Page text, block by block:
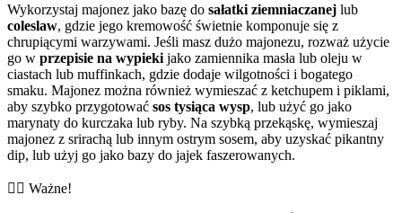
Wykorzystaj majonez jako bazę do sałatki ziemniaczanej lub
coleslaw, gdzie jego kremowość świetnie komponuje się z
chrupiącymi warzywami. Jeśli masz dużo majonezu, rozważ użycie
go w przepisie na wypieki jako zamiennika masła lub oleju w
ciastach lub muffinkach, gdzie dodaje wilgotności i bogatego
smaku. Majonez można również wymieszać z ketchupem i piklami,
aby szybko przygotować sos tysiąca wysp, lub użyć go jako
marynaty do kurczaka lub ryby. Na szybką przekąskę, wymieszaj
majonez z srirachą lub innym ostrym sosem, aby uzyskać pikantny
dip, lub użyj go jako bazy do jajek faszerowanych.
👨‍⚕️️ Ważne!